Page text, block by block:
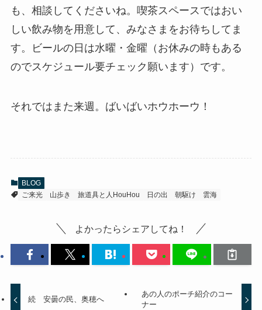
も、相談してくださいね。喫茶スペースではおい
しい飲み物を用意して、みなさまをお待ちしてま
す。ビールの日は水曜・金曜（お休みの時もある
のでスケジュール要チェック願います）です。
それではまた来週。ばいばいホウホーウ！
BLOG
ご来光
山歩き 旅道具と人HouHou 日の出 朝駆け 雲海
よかったらシェアしてね！
続 安曇の民、奥穂へ
あの人のポーチ紹介のコー
ナー